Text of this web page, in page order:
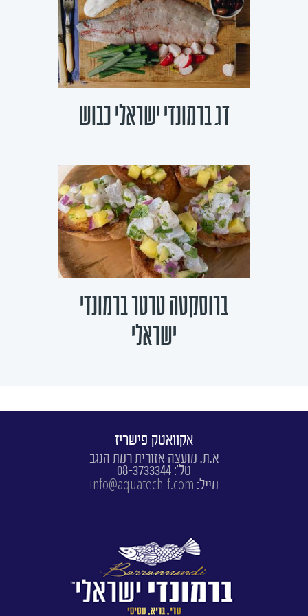
דג ברמונדי ישראלי כבוש
ברוסקטה טרטר ברמונדי
ישראלי
אקוואטק פישריז
א.ת. מועצה אזורית רמת הנגב
טל': 08-3733344
מייל: info@aquatech-f.com